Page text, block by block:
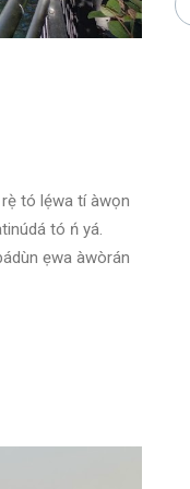
tó lẹ́wa tí àwọn
tó ń yá.
ẹwa àwòrán